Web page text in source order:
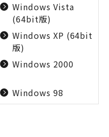
Windows Vista
(64bit版)
Windows XP (64bit
版)
Windows 2000
Windows 98